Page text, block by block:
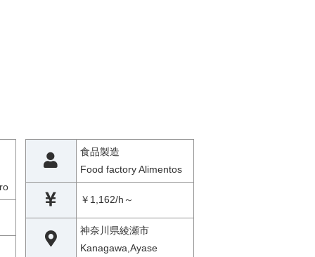
食品製造
Food factory Alimentos
￥1,162/h～
神奈川県綾瀬市
Kanagawa,Ayase